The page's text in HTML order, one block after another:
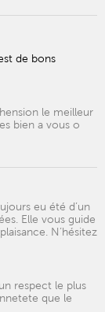
de bons
le meilleur
bien a vous o
eu été d’un
Elle vous guide
N’hésitez
respect le plus
que le